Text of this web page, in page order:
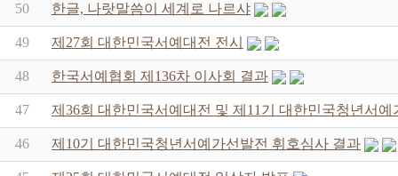
50 한글, 나랏말씀이 세계로 나르샤
49 제27회 대한민국서예대전 전시
48 한국서예협회 제136차 이사회 결과
47 제36회 대한민국서예대전 및 제11기 대한민국청년서예
46 제10기 대한민국청년서예가선발전 휘호심사 결과